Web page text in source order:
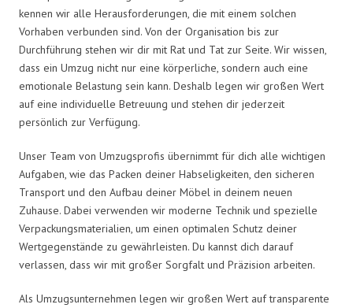
kennen wir alle Herausforderungen, die mit einem solchen
Vorhaben verbunden sind. Von der Organisation bis zur
Durchführung stehen wir dir mit Rat und Tat zur Seite. Wir wissen,
dass ein Umzug nicht nur eine körperliche, sondern auch eine
emotionale Belastung sein kann. Deshalb legen wir großen Wert
auf eine individuelle Betreuung und stehen dir jederzeit
persönlich zur Verfügung.
Unser Team von Umzugsprofis übernimmt für dich alle wichtigen
Aufgaben, wie das Packen deiner Habseligkeiten, den sicheren
Transport und den Aufbau deiner Möbel in deinem neuen
Zuhause. Dabei verwenden wir moderne Technik und spezielle
Verpackungsmaterialien, um einen optimalen Schutz deiner
Wertgegenstände zu gewährleisten. Du kannst dich darauf
verlassen, dass wir mit großer Sorgfalt und Präzision arbeiten.
Als Umzugsunternehmen legen wir großen Wert auf transparente